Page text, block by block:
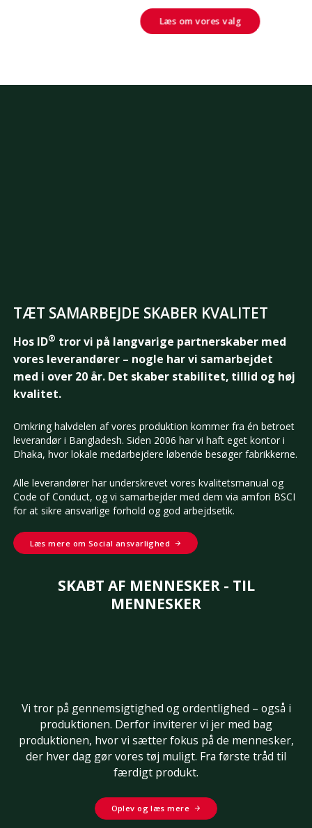
TÆT SAMARBEJDE SKABER KVALITET
Hos ID® tror vi på langvarige partnerskaber med
vores leverandører – nogle har vi samarbejdet
med i over 20 år. Det skaber stabilitet, tillid og høj
kvalitet.
Omkring halvdelen af vores produktion kommer fra én betroet
leverandør i Bangladesh. Siden 2006 har vi haft eget kontor i
Dhaka, hvor lokale medarbejdere løbende besøger fabrikkerne.
Alle leverandører har underskrevet vores kvalitetsmanual og
Code of Conduct, og vi samarbejder med dem via amfori BSCI
for at sikre ansvarlige forhold og god arbejdsetik.
Læs mere om Social ansvarlighed
SKABT AF MENNESKER - TIL
MENNESKER
Vi tror på gennemsigtighed og ordentlighed – også i
produktionen. Derfor inviterer vi jer med bag
produktionen, hvor vi sætter fokus på de mennesker,
der hver dag gør vores tøj muligt. Fra første tråd til
færdigt produkt.
Oplev og læs mere